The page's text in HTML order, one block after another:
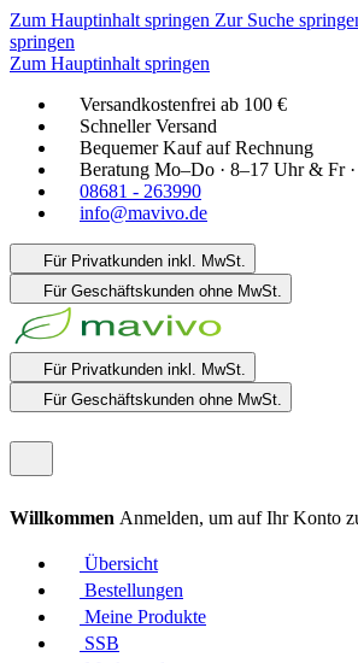
Zum Hauptinhalt springen Zur Suche
springen
Zum Hauptinhalt springen
Versandkostenfrei ab 100 €
Schneller Versand
Bequemer Kauf auf Rechnung
Beratung Mo–Do · 8–17 Uhr & Fr
08681 - 263990
info@mavivo.de
Für Privatkunden inkl. MwSt.
Für Geschäftskunden ohne MwSt.
Für Privatkunden inkl. MwSt.
Für Geschäftskunden ohne MwSt.
Willkommen Anmelden, um auf Ihr Konto
Übersicht
Bestellungen
Meine Produkte
SSB